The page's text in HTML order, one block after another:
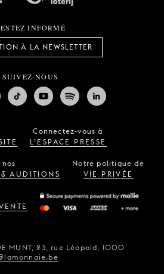
INFORMÉ
À LA NEWSLETTER
SUIVEZ-NOUS
Connectez-vous à
L’ESPACE PRESSE
AUDITIONS
Notre politique de
VIE PRIVÉE
MUNT, 23, rue Léopold, 1000